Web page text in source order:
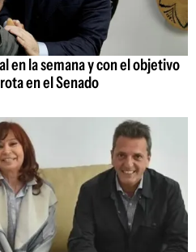
en la semana y con el objetivo
en el Senado